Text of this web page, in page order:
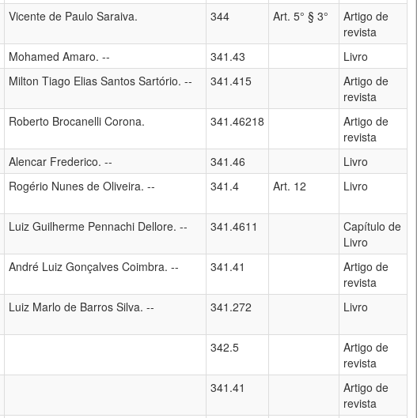
Vicente de Paulo Saraiva. 344 Art. 5° § 3°
Artigo de
revista
Mohamed Amaro. -- 341.43
Livro
Milton Tiago Elias Santos Sartório. -- 341.415
Artigo de
revista
Roberto Brocanelli Corona. 341.46218
Artigo de
revista
Alencar Frederico. -- 341.46
Livro
Rogério Nunes de Oliveira. -- 341.4 Art. 12 Livro
Luiz Guilherme Pennachi Dellore. -- 341.4611
Capítulo de
Livro
André Luiz Gonçalves Coimbra. -- 341.41
Artigo de
revista
Luiz Marlo de Barros Silva. -- 341.272 Livro
342.5
Artigo de
revista
341.41
Artigo de
revista